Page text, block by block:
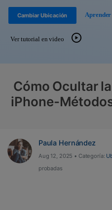
Más
Guías
Transferencia de Datos
Encuentra Más Soluciones
Desbloqueo FRP en
Cambiar Ubicación Aprender
Ver tutorial en video
Cómo Ocultar
iPhone-
Paula Hernández
Aug 12, 2025 • Categoría:
probadas